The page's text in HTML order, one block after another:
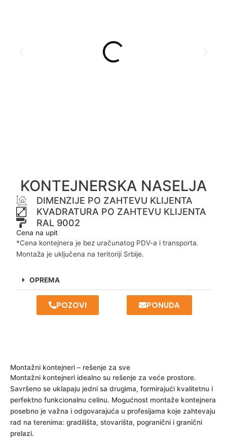
KONTEJNERSKA NASELJA
DIMENZIJE PO ZAHTEVU KLIJENTA
KVADRATURA PO ZAHTEVU KLIJENTA
RAL 9002
Cena na upit
*Cena kontejnera je bez uračunatog PDV-a i transporta.
Montaža je uključena na teritoriji Srbije.
OPREMA
POZOVI PONUDA
Montažni kontejneri – rešenje za sve
Montažni kontejneri idealno su rešenje za veće prostore.
Savršeno se uklapaju jedni sa drugima, formirajući kvalitetnu i
perfektno funkcionalnu celinu. Mogućnost montaže kontejnera
posebno je važna i odgovarajuća u profesijama koje zahtevaju
rad na terenima: gradilišta, stovarišta, pogranični i granični
prelazi.